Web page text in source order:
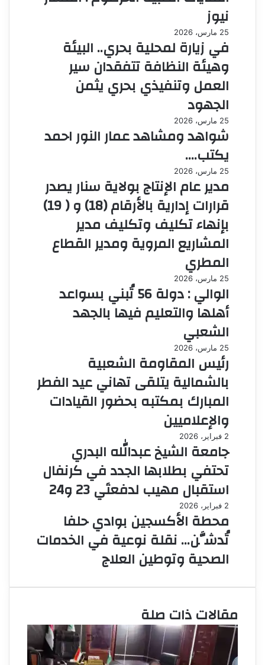
نيوز
25 مارس، 2026
في زيارة لمحلية بحري.. البيئة
وهيئة النظافة تتفقدان سير
العمل وتنفيذي بحري يثمن
الجهود
25 مارس، 2026
شواهد ومشاهد عمار النور احمد
يكتب….
25 مارس، 2026
مدير عام الإنتاج بولاية سنار يصدر
قرارات إدارية بالأرقام (18) و ( 19)
بإنهاء تكليف وتكليف مدير
المشاريع المروية ومدير القطاع
المطري
25 مارس، 2026
الوالي : دولة 56 تُبني بسواعد
أهلها والتعليم فيها بالجهد
الشعبي
25 مارس، 2026
رئيس المقاومة الشعبية
بالشمالية يتلقى تهاني عيد الفطر
المبارك بمكتبه بحضور القيادات
والإعلاميين
2 فبراير، 2026
جامعة الشيخ عبدالله البدري
تحتفي بطلابها الجدد في كرنفال
استقبال مهيب لدفعتَي 23 و24
2 فبراير، 2026
محطة الأكسجين بوادي حلفا
تُدشَّن… نقلة نوعية في الخدمات
الصحية وتوطين العلاج
مقالات ذات صلة